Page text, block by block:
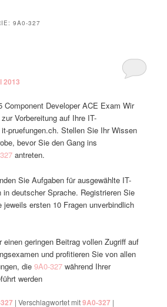
9A0-327
2013
Component Developer ACE Exam Wir
Vorbereitung auf Ihre IT-
pruefungen.ch. Stellen Sie Ihr Wissen
bevor Sie den Gang ins
antreten.
Sie Aufgaben für ausgewählte IT-
deutscher Sprache. Registrieren Sie
ersten 10 Fragen unverbindlich
einen geringen Beitrag vollen Zugriff auf
und profitieren Sie von allen
die9A0-327 während Ihrer
werden
|Verschlagwortet mit9A0-327 |